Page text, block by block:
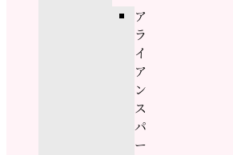
ア
ラ
イ
ア
ン
ス
パ
ー